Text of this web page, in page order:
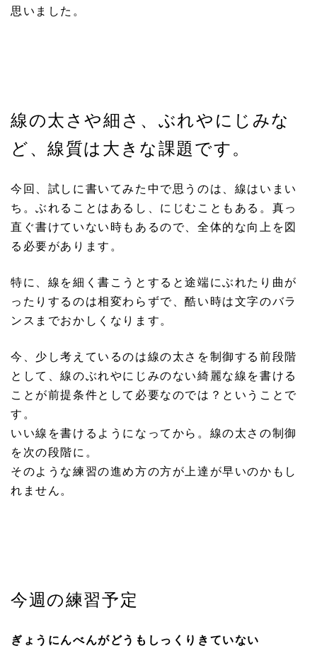
思いました。
線の太さや細さ、ぶれやにじみな
ど、線質は大きな課題です。
今回、試しに書いてみた中で思うのは、線はいまい
ち。ぶれることはあるし、にじむこともある。真っ
直ぐ書けていない時もあるので、全体的な向上を図
る必要があります。
特に、線を細く書こうとすると途端にぶれたり曲が
ったりするのは相変わらずで、酷い時は文字のバラ
ンスまでおかしくなります。
今、少し考えているのは線の太さを制御する前段階
として、線のぶれやにじみのない綺麗な線を書ける
ことが前提条件として必要なのでは？ということで
す。
いい線を書けるようになってから。線の太さの制御
を次の段階に。
そのような練習の進め方の方が上達が早いのかもし
れません。
今週の練習予定
ぎょうにんべんがどうもしっくりきていない